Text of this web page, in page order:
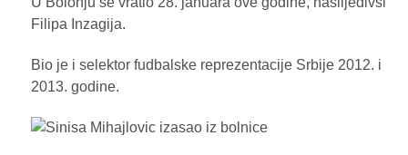
Filipa Inzagija.
Bio je i selektor fudbalske reprezentacije Srbije 2012. i
2013. godine.